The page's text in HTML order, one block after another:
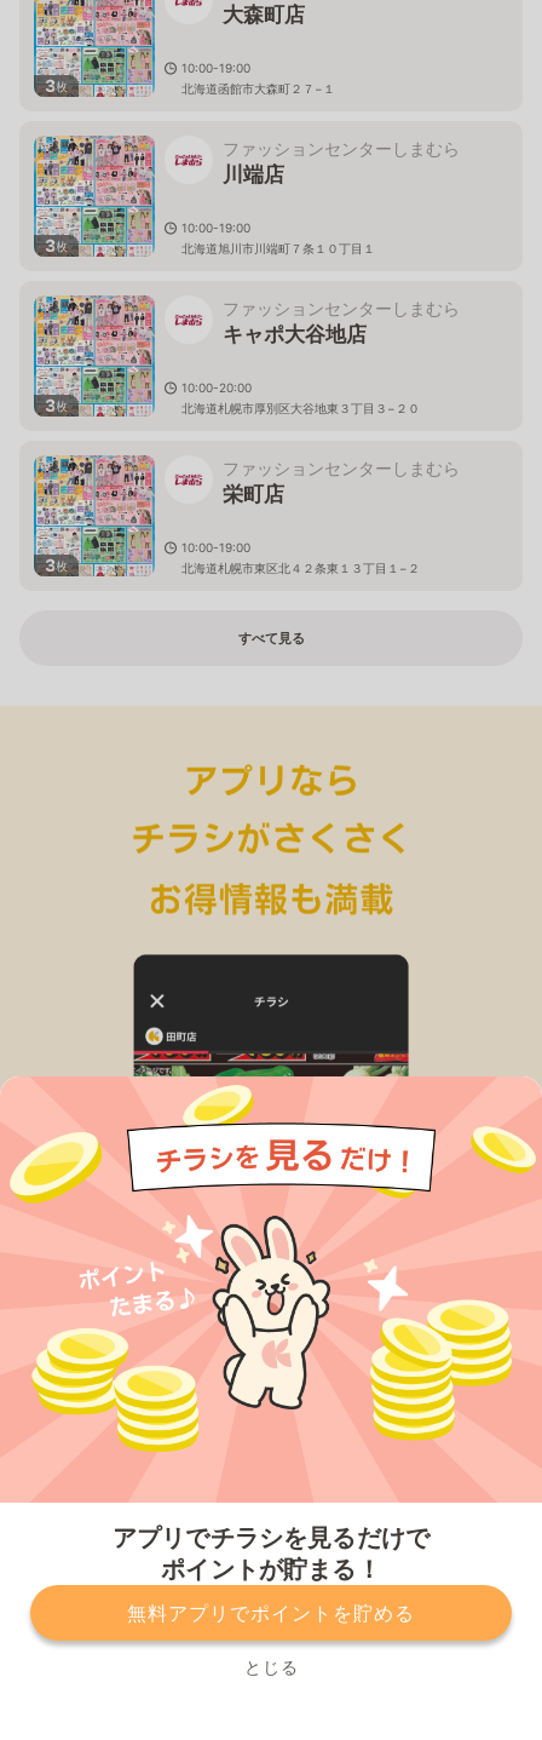
アプリでチラシを見るだけで
ポイントが貯まる！
無料アプリでポイントを貯める
とじる
3枚
大森町店
10:00-19:00
北海道函館市大森町２７−１
3枚
ファッションセンターしまむら
川端店
10:00-19:00
北海道旭川市川端町７条１０丁目１
3枚
ファッションセンターしまむら
キャポ大谷地店
10:00-20:00
北海道札幌市厚別区大谷地東３丁目３−２０
3枚
ファッションセンターしまむら
栄町店
10:00-19:00
北海道札幌市東区北４２条東１３丁目１−２
すべて見る
プライバシーポリシー 利用規約
運営会社
サービスに関してのお問い合わせ